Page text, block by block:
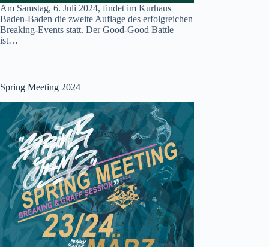
Am Samstag, 6. Juli 2024, findet im Kurhaus
Baden-Baden die zweite Auflage des erfolgreichen
Breaking-Events statt. Der Good-Good Battle
ist…
Spring Meeting 2024